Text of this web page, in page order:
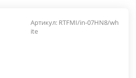
Артикул: RTFMI/in-07HN8/wh
ite